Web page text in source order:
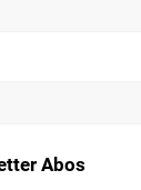
Abos